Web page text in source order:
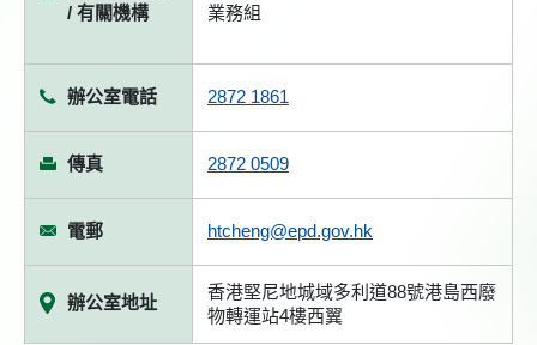
/ 有關機構
業務組
辦公室電話 2872 1861
傳真 2872 0509
電郵 htcheng@epd.gov.hk
辦公室地址
香港堅尼地城域多利道88號港島西廢
物轉運站4樓西翼